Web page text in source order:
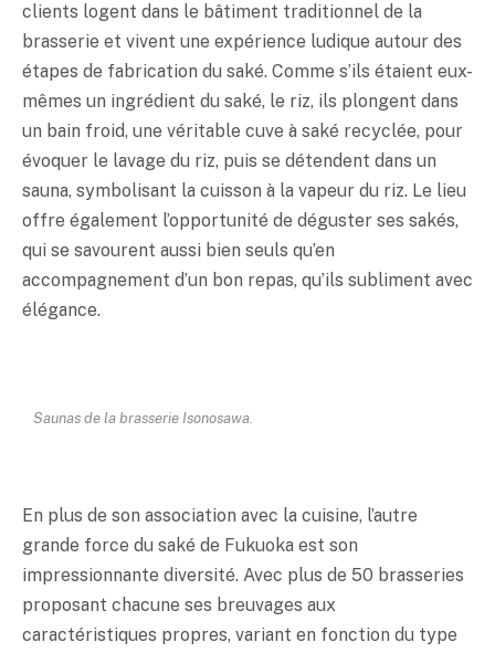
clients logent dans le bâtiment traditionnel de la
brasserie et vivent une expérience ludique autour des
étapes de fabrication du saké. Comme s’ils étaient eux-
mêmes un ingrédient du saké, le riz, ils plongent dans
un bain froid, une véritable cuve à saké recyclée, pour
évoquer le lavage du riz, puis se détendent dans un
sauna, symbolisant la cuisson à la vapeur du riz. Le lieu
offre également l’opportunité de déguster ses sakés,
qui se savourent aussi bien seuls qu’en
accompagnement d’un bon repas, qu’ils subliment avec
élégance.
Saunas de la brasserie Isonosawa.
En plus de son association avec la cuisine, l’autre
grande force du saké de Fukuoka est son
impressionnante diversité. Avec plus de 50 brasseries
proposant chacune ses breuvages aux
caractéristiques propres, variant en fonction du type